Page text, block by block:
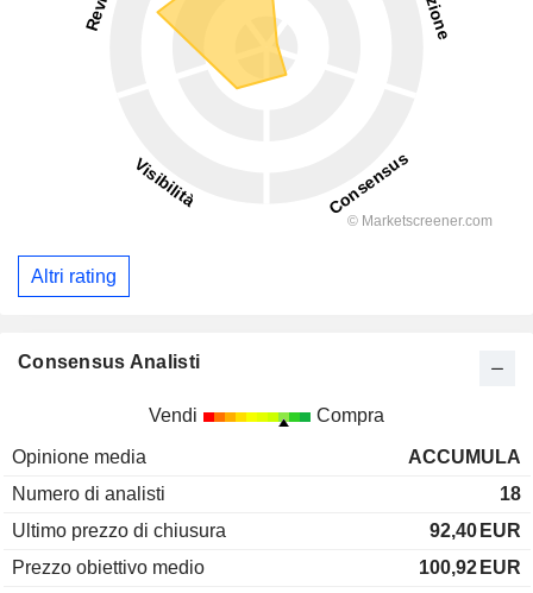
Altri rating
Consensus Analisti
Vendi Compra
Opinione media
ACCUMULA
Numero di analisti
18
Ultimo prezzo di chiusura
92,40 EUR
Prezzo obiettivo medio
100,92 EUR